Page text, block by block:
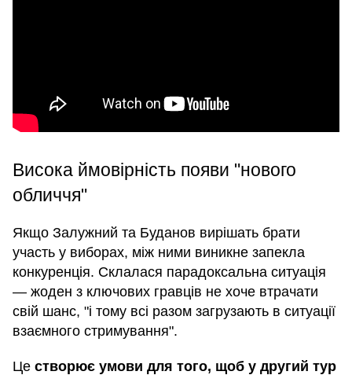
Висока ймовірність появи "нового
обличчя"
Якщо Залужний та Буданов вирішать брати
участь у виборах, між ними виникне запекла
конкуренція. Склалася парадоксальна ситуація
— жоден з ключових гравців не хоче втрачати
свій шанс, "і тому всі разом загрузають в ситуації
взаємного стримування".
Це створює умови для того, щоб у другий тур